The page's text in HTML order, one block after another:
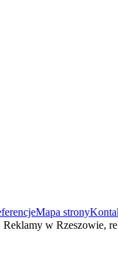
Mapa strony
Reklamy w Rzeszowie,